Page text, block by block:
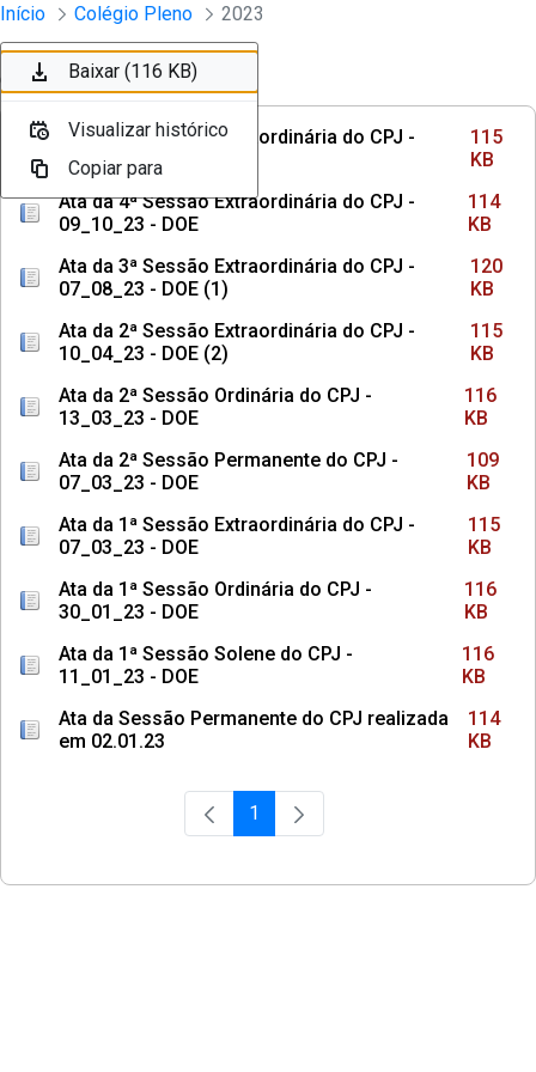
Pular para o Conteúdo principal
Sessões e Reuniões - Documentos
Início Colégio Pleno 2023
Ordenar Filtro
Ata da 5ª Sessão Extraordinária do CPJ -
11_12_23 - DOE (1)
115
KB
Ata da 4ª Sessão Extraordinária do CPJ -
09_10_23 - DOE
114
KB
Ata da 3ª Sessão Extraordinária do CPJ -
07_08_23 - DOE (1)
120
KB
Ata da 2ª Sessão Extraordinária do CPJ -
10_04_23 - DOE (2)
115
KB
Ata da 2ª Sessão Ordinária do CPJ -
13_03_23 - DOE
116
KB
Ata da 2ª Sessão Permanente do CPJ -
07_03_23 - DOE
109
KB
Ata da 1ª Sessão Extraordinária do CPJ -
07_03_23 - DOE
115
KB
Ata da 1ª Sessão Ordinária do CPJ -
30_01_23 - DOE
116
KB
Ata da 1ª Sessão Solene do CPJ -
11_01_23 - DOE
116
KB
Ata da Sessão Permanente do CPJ realizada
em 02.01.23
114
KB
Página
1
Baixar (115 KB)
Visualizar histórico
Copiar para
Baixar (114 KB)
Visualizar histórico
Copiar para
Baixar (120 KB)
Visualizar histórico
Copiar para
Baixar (115 KB)
Visualizar histórico
Copiar para
Baixar (116 KB)
Visualizar histórico
Copiar para